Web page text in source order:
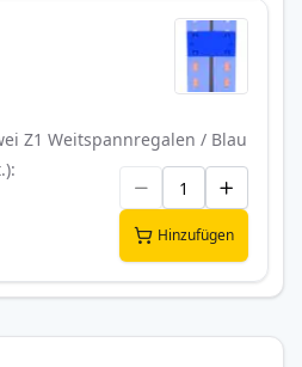
Z1 Weitspannregalen / Blau
Hinzufügen